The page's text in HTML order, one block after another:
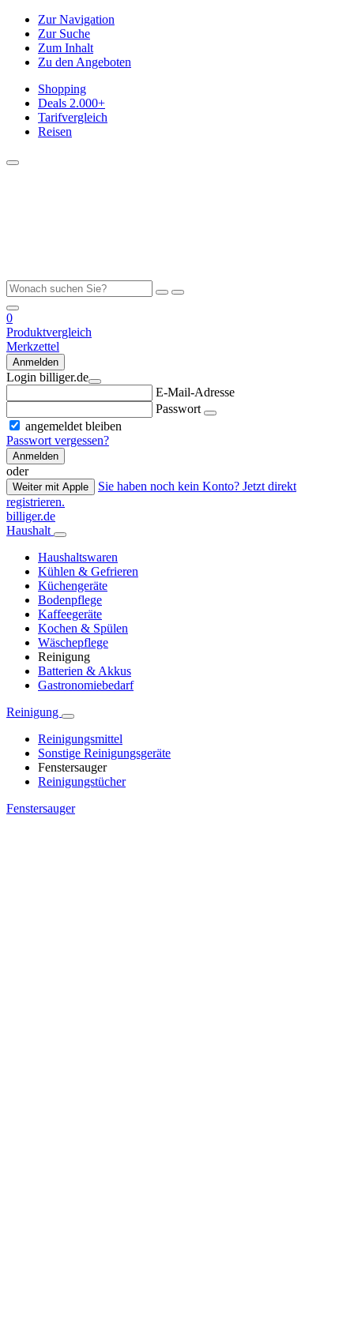
Zur Navigation
Zur Suche
Zum Inhalt
Zu den Angeboten
Shopping
Deals 2.000+
Tarifvergleich
Reisen
0
Produktvergleich
Merkzettel
Anmelden
Login billiger.de
E-Mail-Adresse
Passwort
angemeldet bleiben
Passwort vergessen?
Anmelden
oder
Weiter mit Apple
Sie haben noch kein Konto? Jetzt direkt
registrieren.
billiger.de
Haushalt
Haushaltswaren
Kühlen & Gefrieren
Küchengeräte
Bodenpflege
Kaffeegeräte
Kochen & Spülen
Wäschepflege
Reinigung
Batterien & Akkus
Gastronomiebedarf
Reinigung
Reinigungsmittel
Sonstige Reinigungsgeräte
Fenstersauger
Reinigungstücher
Fenstersauger